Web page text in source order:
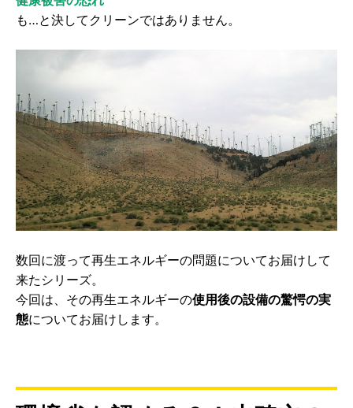
も…と決してクリーンではありません。
数回に渡って再生エネルギーの問題についてお届けして
来たシリーズ。
今回は、その再生エネルギーの使用後の設備の驚愕の実
態についてお届けします。